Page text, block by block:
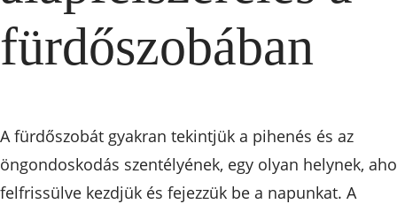
fürdőszobában
A fürdőszobát gyakran tekintjük a pihenés és az
öngondoskodás szentélyének, egy olyan helynek,
felfrissülve kezdjük és fejezzük be a napunkat. A